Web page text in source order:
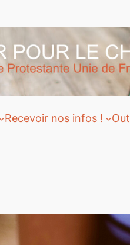
Recevoir nos infos !